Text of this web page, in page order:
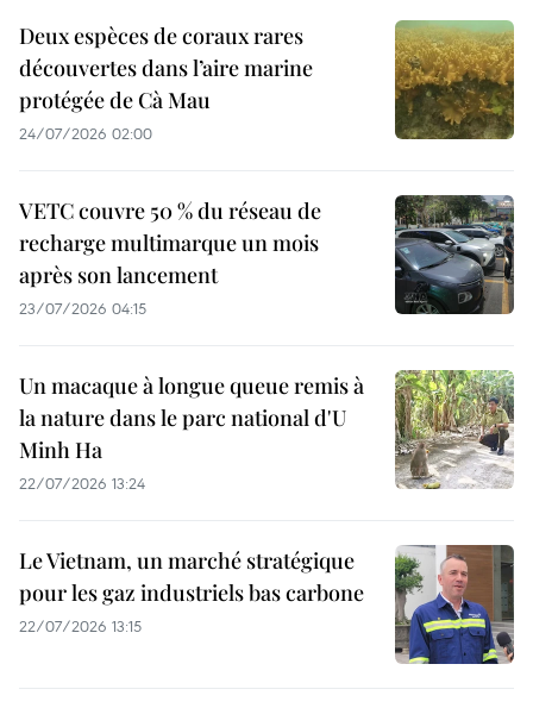
Deux espèces de coraux rares
découvertes dans l’aire marine
protégée de Cà Mau
24/07/2026 02:00
VETC couvre 50 % du réseau de
recharge multimarque un mois
après son lancement
23/07/2026 04:15
Un macaque à longue queue remis à
la nature dans le parc national d'U
Minh Ha
22/07/2026 13:24
Le Vietnam, un marché stratégique
pour les gaz industriels bas carbone
22/07/2026 13:15